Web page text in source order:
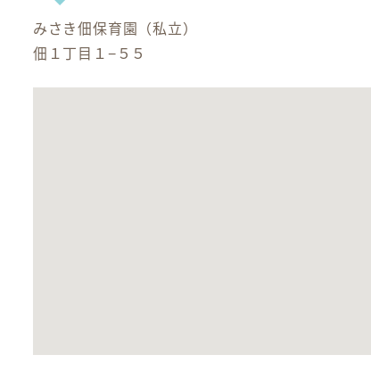
みさき佃保育園（私立）
佃１丁目１−５５